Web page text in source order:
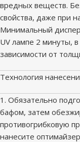
вредных веществ.
свойства, даже при
Минимальный
UV лампе 2 минуты,
зависимости от
Технология
1. Обязательно
бафом, затем
противогрибковую
нанесите